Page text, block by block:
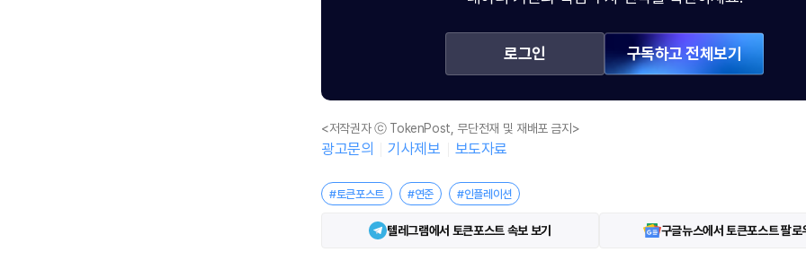
로그인 구독하고 전체보기
<저작권자 ⓒ TokenPost, 무단전재 및 재배포 금지>
광고문의 기사제보 보도자료
#토큰포스트 #연준 #인플레이션
텔레그램에서 토큰포스트 속보 보기 구글뉴스에서 토큰포스트 팔로